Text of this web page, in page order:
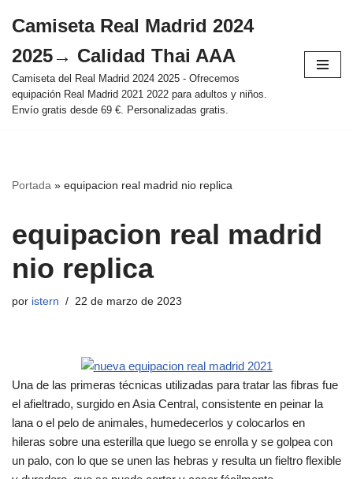
al
contenido
Camiseta Real Madrid 2024
2025→ Calidad Thai AAA
Camiseta del Real Madrid 2024 2025 - Ofrecemos
equipación Real Madrid 2021 2022 para adultos y niños.
Envío gratis desde 69 €. Personalizadas gratis.
Portada » equipacion real madrid nio replica
equipacion real madrid
nio replica
por istern 22 de marzo de 2023
Una de las primeras técnicas utilizadas para tratar las fibras fue
el afieltrado, surgido en Asia Central, consistente en peinar la
lana o el pelo de animales, humedecerlos y colocarlos en
hileras sobre una esterilla que luego se enrolla y se golpea con
un palo, con lo que se unen las hebras y resulta un fieltro flexible